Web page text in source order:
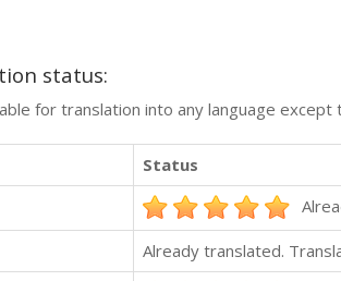
status:
for translation into any language
Status
Already translated.